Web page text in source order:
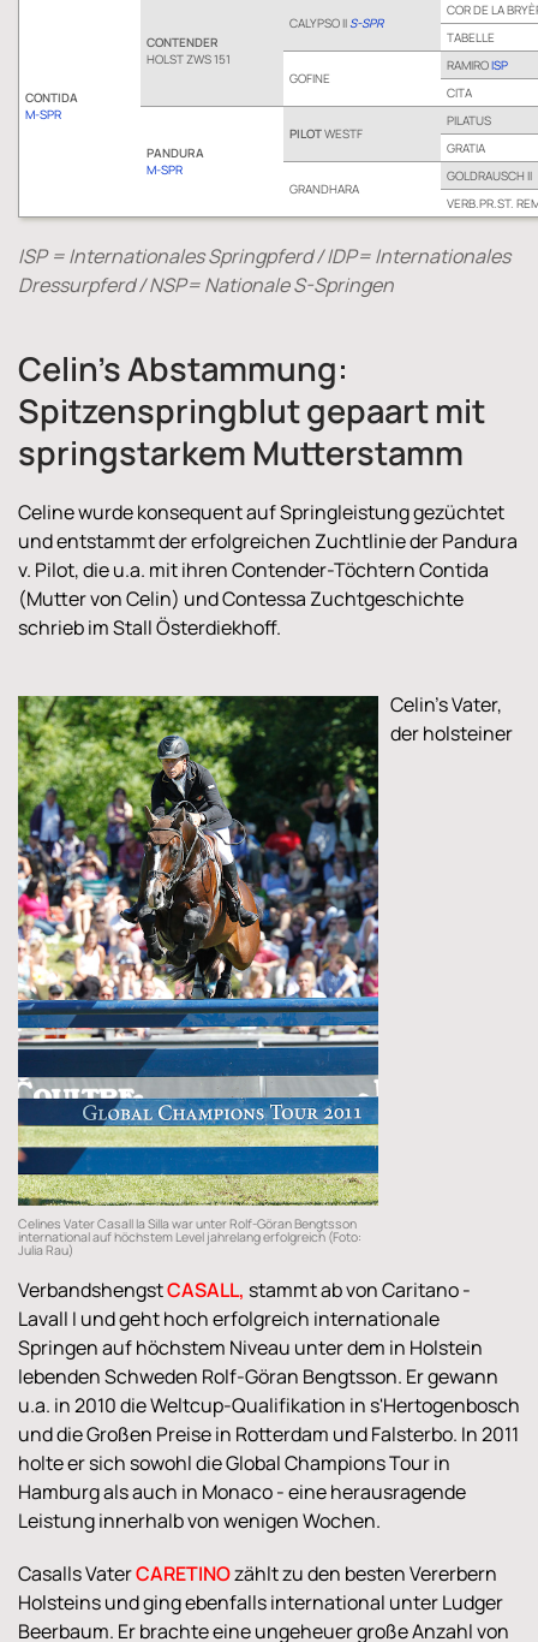
CONTIDA
M-SPR
CONTENDER
HOLST ZWS 151
CALYPSO IIS-SPR
COR DE LA
TABELLE
GOFINE
RAMIROISP
CITA
PANDURA
M-SPR
PILOTWESTF
PILATUS
GRATIA
GRANDHARA
GOLDRAUSCH II
VERB.PR.ST.
ISP = Internationales Springpferd / IDP= Internationales
Dressurpferd / NSP= Nationale S-Springen
Celin's Abstammung:
Spitzenspringblut gepaart mit
springstarkem Mutterstamm
Celine wurde konsequent auf Springleistung gezüchtet
und entstammt der erfolgreichen Zuchtlinie der Pandura
v. Pilot, die u.a. mit ihren Contender-Töchtern Contida
(Mutter von Celin) und Contessa Zuchtgeschichte
schrieb im Stall Österdiekhoff.
Celines Vater Casall la Silla war unter Rolf-Göran Bengtsson
international auf höchstem Level jahrelang erfolgreich (Foto:
Julia Rau)
Celin's Vater,
der holsteiner
VerbandshengstCASALL, stammt ab von Caritano -
Lavall I und geht hoch erfolgreich internationale
Springen auf höchstem Niveau unter dem in Holstein
lebenden Schweden Rolf-Göran Bengtsson. Er gewann
u.a. in 2010 die Weltcup-Qualifikation in s'Hertogenbosch
und die Großen Preise in Rotterdam und Falsterbo. In 2011
holte er sich sowohl die Global Champions Tour in
Hamburg als auch in Monaco - eine herausragende
Leistung innerhalb von wenigen Wochen.
Casalls VaterCARETINOzählt zu den besten Vererbern
Holsteins und ging ebenfalls international unter Ludger
Beerbaum. Er brachte eine ungeheuer große Anzahl von